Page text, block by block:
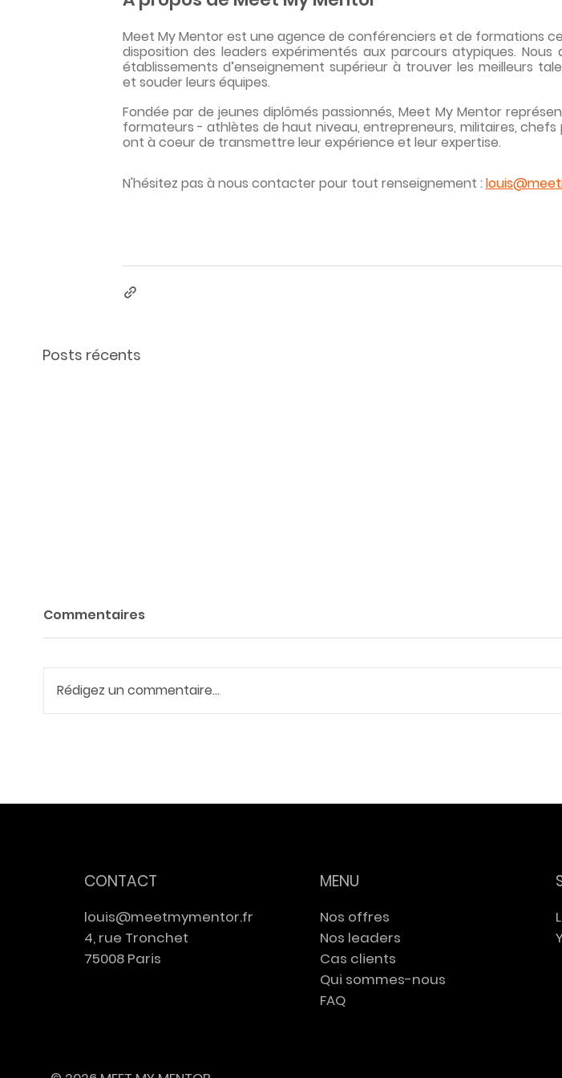
Meet My Mentor est une agence de conférenciers et de formations
disposition des leaders expérimentés aux parcours atypiques. Nous
établissements d’enseignement supérieur à trouver les meilleurs
et souder leurs équipes.
Fondée par de jeunes diplômés passionnés, Meet My Mentor
formateurs - athlètes de haut niveau, entrepreneurs, militaires, chefs
ont à coeur de transmettre leur expérience et leur expertise.
N'hésitez pas à nous contacter pour tout renseignement :
Posts récents
marché du travail
interviennent auprès
Commentaires
Rédigez un commentaire...
CONTACT
louis@meetmymentor.fr
4, rue Tronchet
75008 Paris
MENU
Nos offres
Nos leaders
Cas clients
Qui sommes-nous
FAQ